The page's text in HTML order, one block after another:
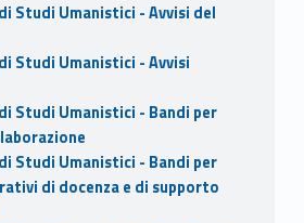
Studi Umanistici - Avvisi del
Studi Umanistici - Avvisi
Studi Umanistici - Bandi per
Studi Umanistici - Bandi per
di docenza e di supporto